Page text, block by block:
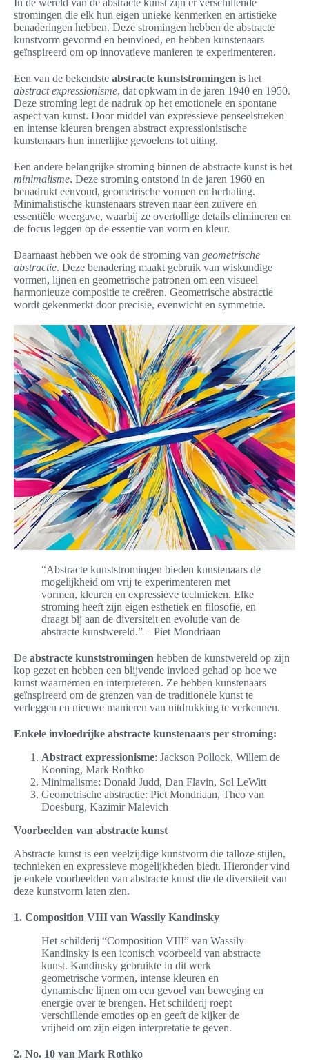
In de wereld van de abstracte kunst zijn er verschillende
stromingen die elk hun eigen unieke kenmerken en artistieke
benaderingen hebben. Deze stromingen hebben de abstracte
kunstvorm gevormd en beïnvloed, en hebben kunstenaars
geïnspireerd om op innovatieve manieren te experimenteren.
Een van de bekendste abstracte kunststromingen is het
abstract expressionisme, dat opkwam in de jaren 1940 en 1950.
Deze stroming legt de nadruk op het emotionele en spontane
aspect van kunst. Door middel van expressieve penseelstreken
en intense kleuren brengen abstract expressionistische
kunstenaars hun innerlijke gevoelens tot uiting.
Een andere belangrijke stroming binnen de abstracte kunst is het
minimalisme. Deze stroming ontstond in de jaren 1960 en
benadrukt eenvoud, geometrische vormen en herhaling.
Minimalistische kunstenaars streven naar een zuivere en
essentiële weergave, waarbij ze overtollige details elimineren en
de focus leggen op de essentie van vorm en kleur.
Daarnaast hebben we ook de stroming van geometrische
abstractie. Deze benadering maakt gebruik van wiskundige
vormen, lijnen en geometrische patronen om een visueel
harmonieuze compositie te creëren. Geometrische abstractie
wordt gekenmerkt door precisie, evenwicht en symmetrie.
“Abstracte kunststromingen bieden kunstenaars de
mogelijkheid om vrij te experimenteren met
vormen, kleuren en expressieve technieken. Elke
stroming heeft zijn eigen esthetiek en filosofie, en
draagt bij aan de diversiteit en evolutie van de
abstracte kunstwereld.” – Piet Mondriaan
De abstracte kunststromingen hebben de kunstwereld op zijn
kop gezet en hebben een blijvende invloed gehad op hoe we
kunst waarnemen en interpreteren. Ze hebben kunstenaars
geïnspireerd om de grenzen van de traditionele kunst te
verleggen en nieuwe manieren van uitdrukking te verkennen.
Enkele invloedrijke abstracte kunstenaars per stroming:
Abstract expressionisme: Jackson Pollock, Willem de
Kooning, Mark Rothko
Minimalisme: Donald Judd, Dan Flavin, Sol LeWitt
Geometrische abstractie: Piet Mondriaan, Theo van
Doesburg, Kazimir Malevich
Voorbeelden van abstracte kunst
Abstracte kunst is een veelzijdige kunstvorm die talloze stijlen,
technieken en expressieve mogelijkheden biedt. Hieronder vind
je enkele voorbeelden van abstracte kunst die de diversiteit van
deze kunstvorm laten zien.
1. Composition VIII van Wassily Kandinsky
Het schilderij “Composition VIII” van Wassily
Kandinsky is een iconisch voorbeeld van abstracte
kunst. Kandinsky gebruikte in dit werk
geometrische vormen, intense kleuren en
dynamische lijnen om een gevoel van beweging en
energie over te brengen. Het schilderij roept
verschillende emoties op en geeft de kijker de
vrijheid om zijn eigen interpretatie te geven.
2. No. 10 van Mark Rothko